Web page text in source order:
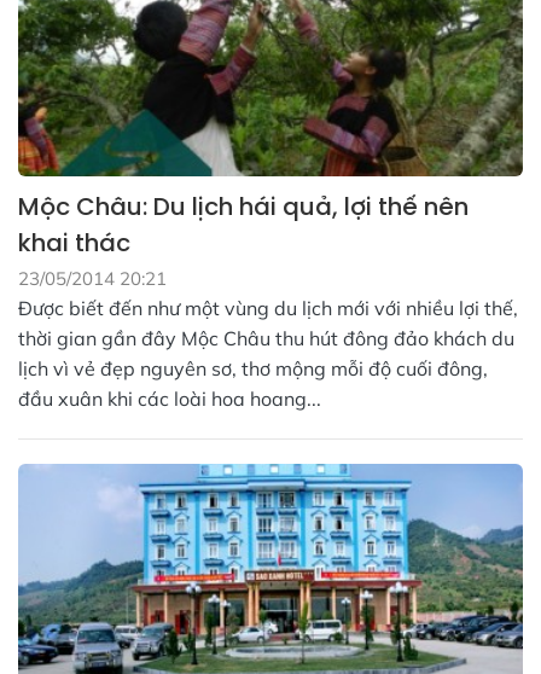
Mộc Châu: Du lịch hái quả, lợi thế nên
khai thác
23/05/2014 20:21
Được biết đến như một vùng du lịch mới với nhiều lợi thế,
thời gian gần đây Mộc Châu thu hút đông đảo khách du
lịch vì vẻ đẹp nguyên sơ, thơ mộng mỗi độ cuối đông,
đầu xuân khi các loài hoa hoang...